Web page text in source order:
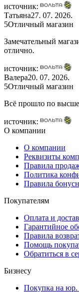
источник:
Татьяна27. 07. 2026.
5Отличный магазин
Замечательный
отлично.
источник:
Валера20. 07. 2026.
5Отличный магазин
Всё прошло по
источник:
О компании
О компании
Реквизиты
Правила
Политика
Правила
Покупателям
Оплата и
Гарантийное
Правила
Помощь
Обратиться в
Бизнесу
Покупка на юр.